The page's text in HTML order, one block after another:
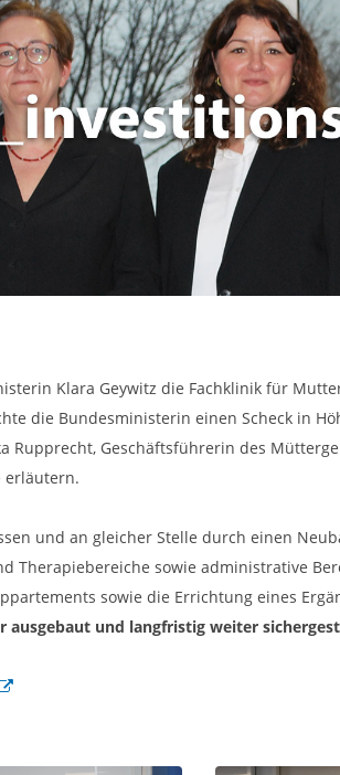
Klara Geywitz die Fachklinik für
die Bundesministerin einen Scheck in
Rupprecht, Geschäftsführerin des
erläutern.
und an gleicher Stelle durch einen
Therapiebereiche sowie administrative
sowie die Errichtung eines
und langfristig weiter